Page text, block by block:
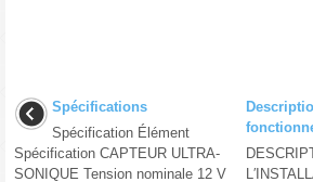
Spécifications
Spécification Élément
Spécification CAPTEUR ULTRA-
SONIQUE Tension nominale 12 V